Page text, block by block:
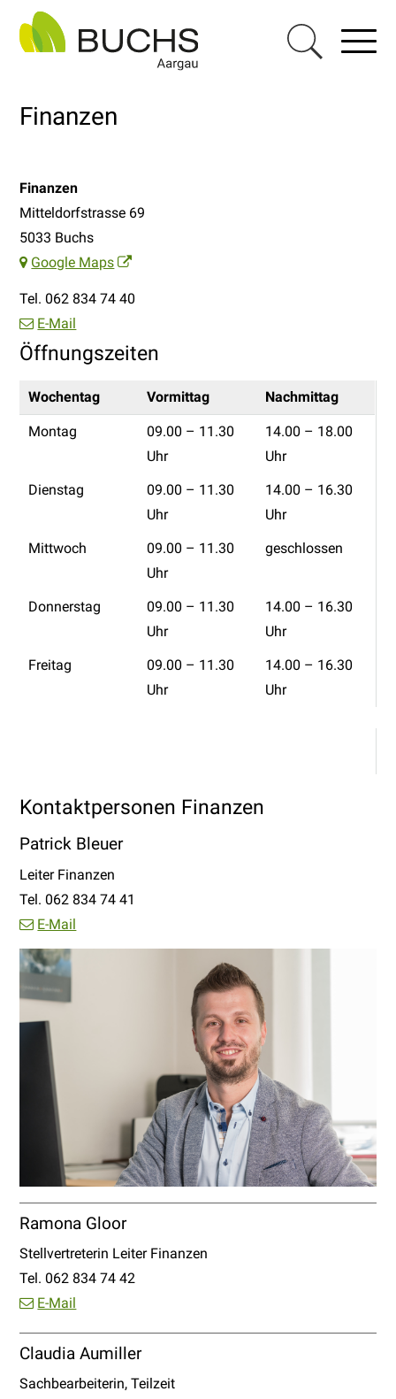
Navigieren in Buchs AG
Schnellnavigation
Menu
Finanzen
Adresse
Finanzen
Mitteldorfstrasse 69
5033 Buchs
Google Maps
Tel. 062 834 74 40
E-Mail
Öffnungszeiten
Wochentag Vormittag Nachmittag
Montag
09.00 – 11.30
Uhr
14.00 – 18.00
Uhr
Dienstag
09.00 – 11.30
Uhr
14.00 – 16.30
Uhr
Mittwoch
09.00 – 11.30
Uhr
geschlossen
Donnerstag
09.00 – 11.30
Uhr
14.00 – 16.30
Uhr
Freitag
09.00 – 11.30
Uhr
14.00 – 16.30
Uhr
Kontaktpersonen Finanzen
Patrick Bleuer
Funktion
Leiter Finanzen
Tel. 062 834 74 41
E-Mail
Ramona Gloor
Funktion
Stellvertreterin Leiter Finanzen
Tel. 062 834 74 42
E-Mail
Claudia Aumiller
Funktion
Sachbearbeiterin, Teilzeit